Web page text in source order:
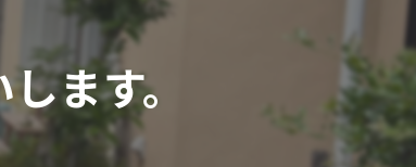
便利屋
ます。